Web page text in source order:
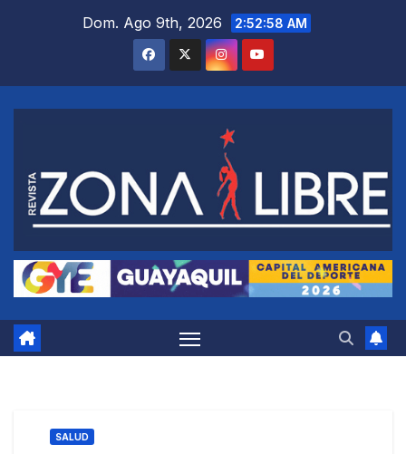
Dom. Ago 9th, 2026 2:52:59 AM
SALUD